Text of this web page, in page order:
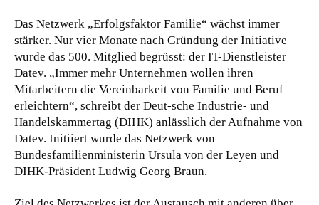
Das Netzwerk „Erfolgsfaktor Familie“ wächst immer
stärker. Nur vier Monate nach Gründung der Initiative
wurde das 500. Mitglied begrüsst: der IT-Dienstleister
Datev. „Immer mehr Unternehmen wollen ihren
Mitarbeitern die Vereinbarkeit von Familie und Beruf
erleichtern“, schreibt der Deut-sche Industrie- und
Handelskammertag (DIHK) anlässlich der Aufnahme von
Datev. Initiiert wurde das Netzwerk von
Bundesfamilienministerin Ursula von der Leyen und
DIHK-Präsident Ludwig Georg Braun.